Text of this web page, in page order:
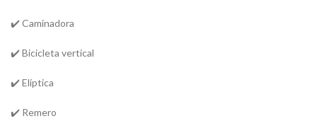
✔️ Caminadora
✔️ Bicicleta vertical
✔️ Elíptica
✔️ Remero